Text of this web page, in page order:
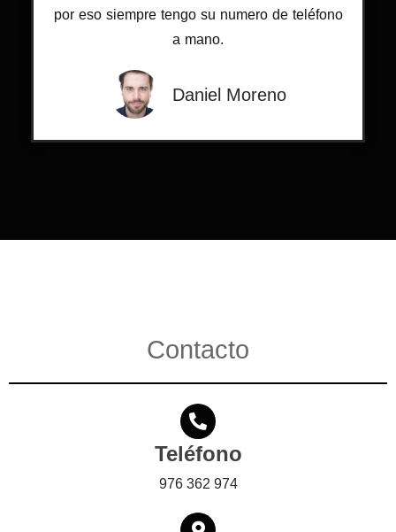
por eso siempre tengo su numero de teléfono
a mano.
Daniel Moreno
Contacto
Teléfono
976 362 974